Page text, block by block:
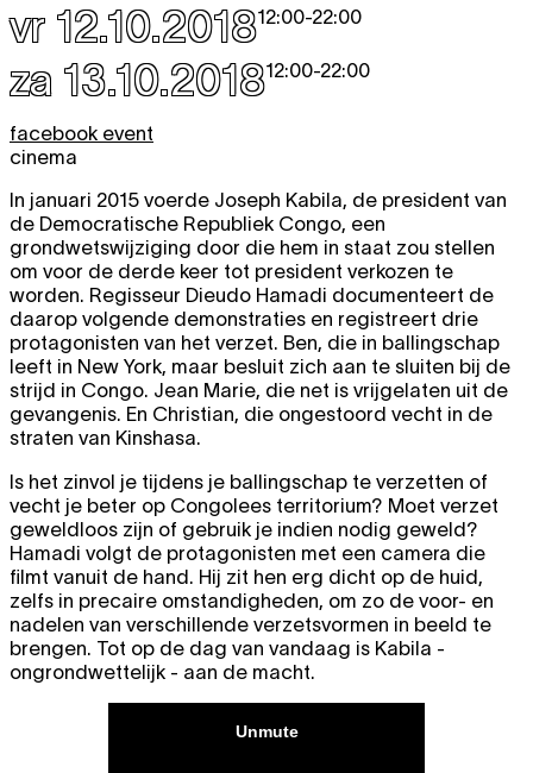
vr 12.10.201812:00-22:00
za 13.10.201812:00-22:00
facebook event
cinema
In januari 2015 voerde Joseph Kabila, de president van
de Democratische Republiek Congo, een
grondwetswijziging door die hem in staat zou stellen
om voor de derde keer tot president verkozen te
worden. Regisseur Dieudo Hamadi documenteert de
daarop volgende demonstraties en registreert drie
protagonisten van het verzet. Ben, die in ballingschap
leeft in New York, maar besluit zich aan te sluiten bij de
strijd in Congo. Jean Marie, die net is vrijgelaten uit de
gevangenis. En Christian, die ongestoord vecht in de
straten van Kinshasa.
Is het zinvol je tijdens je ballingschap te verzetten of
vecht je beter op Congolees territorium? Moet verzet
geweldloos zijn of gebruik je indien nodig geweld?
Hamadi volgt de protagonisten met een camera die
filmt vanuit de hand. Hij zit hen erg dicht op de huid,
zelfs in precaire omstandigheden, om zo de voor- en
nadelen van verschillende verzetsvormen in beeld te
brengen. Tot op de dag van vandaag is Kabila -
ongrondwettelijk - aan de macht.